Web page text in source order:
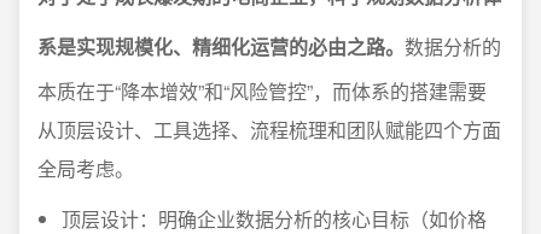
系是实现规模化、精细化运营的必由之路。 数据分析的
本质在于“降本增效”和“风险管控”，而体系的搭建需要
从顶层设计、工具选择、流程梳理和团队赋能四个方面
全局考虑。
顶层设计：明确企业数据分析的核心目标（如价格